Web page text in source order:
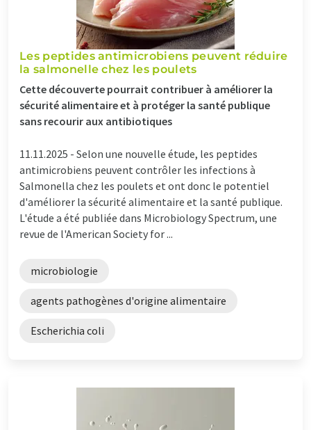
Les peptides antimicrobiens peuvent réduire
la salmonelle chez les poulets
Cette découverte pourrait contribuer à améliorer la
sécurité alimentaire et à protéger la santé publique
sans recourir aux antibiotiques
11.11.2025 - Selon une nouvelle étude, les peptides
antimicrobiens peuvent contrôler les infections à
Salmonella chez les poulets et ont donc le potentiel
d'améliorer la sécurité alimentaire et la santé publique.
L'étude a été publiée dans Microbiology Spectrum, une
revue de l'American Society for ...
microbiologie
agents pathogènes d'origine alimentaire
Escherichia coli